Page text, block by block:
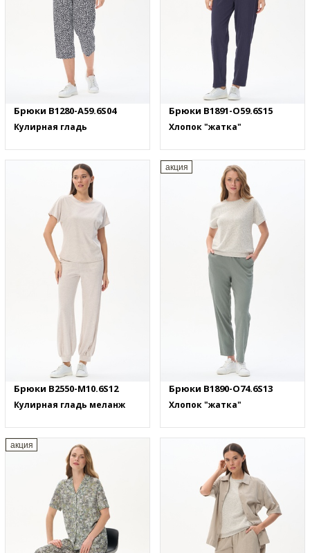
Брюки B1280-A59.6S04
Кулирная гладь
Брюки B1891-O59.6S15
Хлопок "жатка"
Брюки B2550-M10.6S12
Кулирная гладь меланж
акция
Брюки B1890-O74.6S13
Хлопок "жатка"
акция